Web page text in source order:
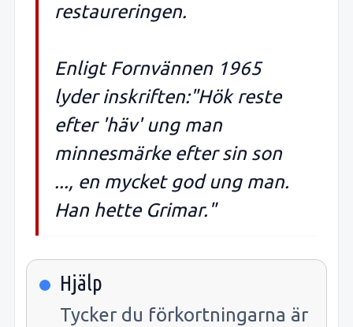
restaureringen.
Enligt Fornvännen 1965
lyder inskriften:"Hök reste
efter 'häv' ung man
minnesmärke efter sin son
..., en mycket god ung man.
Han hette Grimar."
Hjälp
Tycker du förkortningarna är